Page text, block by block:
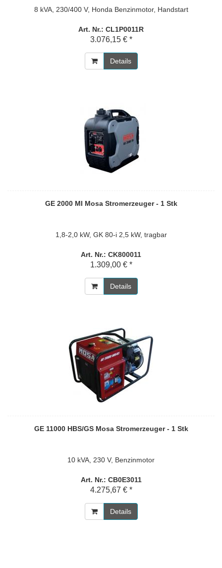
8 kVA, 230/400 V, Honda Benzinmotor, Handstart
Art. Nr.: CL1P0011R
3.076,15 € *
Details
GE 2000 MI Mosa Stromerzeuger - 1 Stk
1,8-2,0 kW, GK 80-i 2,5 kW, tragbar
Art. Nr.: CK800011
1.309,00 € *
Details
GE 11000 HBS/GS Mosa Stromerzeuger - 1 Stk
10 kVA, 230 V, Benzinmotor
Art. Nr.: CB0E3011
4.275,67 € *
Details